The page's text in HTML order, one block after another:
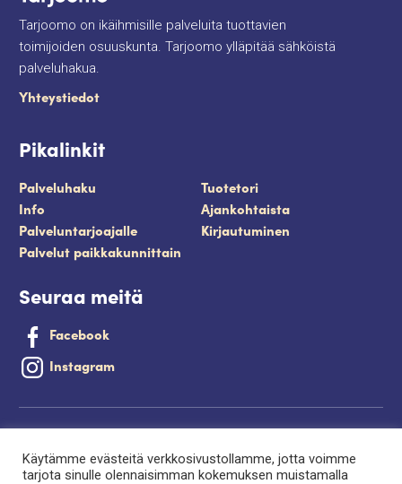
Tarjoomo on ikäihmisille palveluita tuottavien
toimijoiden osuuskunta. Tarjoomo ylläpitää sähköistä
palveluhakua.
Yhteystiedot
Pikalinkit
Palveluhaku
Tuotetori
Info
Ajankohtaista
Palveluntarjoajalle
Kirjautuminen
Palvelut paikkakunnittain
Seuraa meitä
Facebook
Instagram
Saavutettavuusseloste
Käytämme evästeitä verkkosivustollamme, jotta voimme
tarjota sinulle olennaisimman kokemuksen muistamalla